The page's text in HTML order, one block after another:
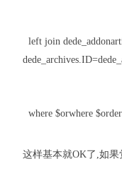
left join
where $orwhere
这样基本就OK了,如